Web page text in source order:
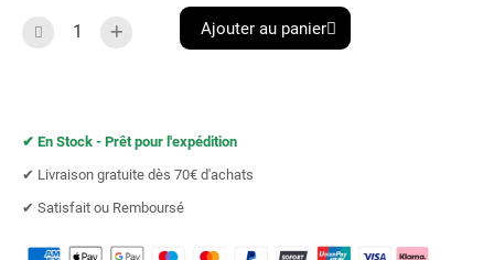
Ajouter au panier
✔︎ En Stock - Prêt pour l'expédition
✔︎ Livraison gratuite dès 70€ d'achats
✔︎ Satisfait ou Remboursé